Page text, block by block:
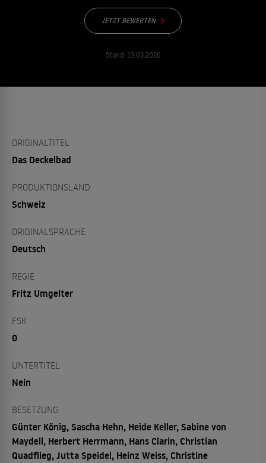
JETZT BEWERTEN
Stand: 13.03.2026
ORIGINALTITEL
Das Deckelbad
PRODUKTIONSLAND
Schweiz
ORIGINALSPRACHE
Deutsch
REGIE
Fritz Umgelter
FSK
0
UNTERTITEL
Nein
BESETZUNG
Günter König, Sascha Hehn, Heide Keller, Sabine von
Maydell, Herbert Herrmann, Hans Clarin, Christian
Quadflieg, Jutta Speidel, Heinz Weiss, Christine